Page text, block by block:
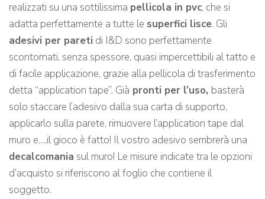
realizzati su una sottilissima pellicola in pvc, che si
adatta perfettamente a tutte le superfici lisce. Gli
adesivi per pareti di I&D sono perfettamente
scontornati, senza spessore, quasi impercettibili al tatto e
di facile applicazione, grazie alla pellicola di trasferimento
detta “application tape”. Già pronti per l’uso, basterà
solo staccare l’adesivo dalla sua carta di supporto,
applicarlo sulla parete, rimuovere l’application tape dal
muro e….il gioco è fatto! Il vostro adesivo sembrerà una
decalcomania sul muro! Le misure indicate tra le opzioni
d’acquisto si riferiscono al foglio che contiene il
soggetto.